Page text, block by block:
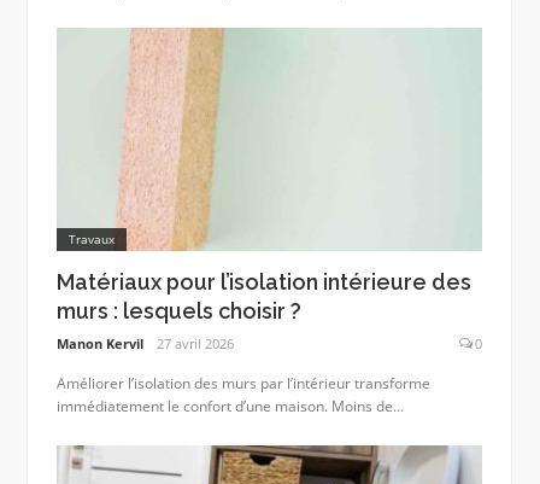
Travaux
Matériaux pour l’isolation intérieure des
murs : lesquels choisir ?
Manon Kervil 27 avril 2026 0
Améliorer l’isolation des murs par l’intérieur transforme
immédiatement le confort d’une maison. Moins de...